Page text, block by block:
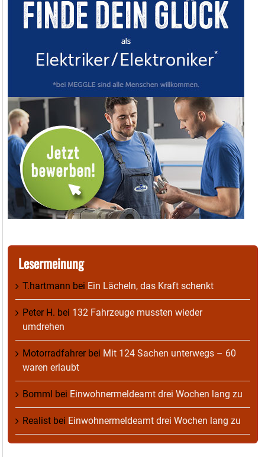
Lesermeinung
T.hartmann bei Ein Lächeln, das Kraft schenkt
Peter H. bei 132 Fahrzeuge mussten wieder
umdrehen
Motorradfahrerbei Mit 124 Sachen unterwegs – 60
waren erlaubt
Bomml bei Einwohnermeldeamt drei Wochen lang zu
Realist bei Einwohnermeldeamt drei Wochen lang zu